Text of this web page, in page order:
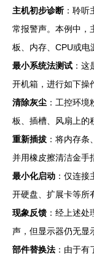
主机初步诊断 ：聆
常报警声。本例中，
板、内存、CPU或电
最小系统法测试 ：
开机箱，进行如下操
清除灰尘 ：工控环
板、插槽、风扇上的
重新插拔 ：将内存
并用橡皮擦清洁金手
最小化启动 ：仅连
开硬盘、扩展卡等所
现象反馈 ：经上述
声，但显示器仍无显
部件替换法 ：由于